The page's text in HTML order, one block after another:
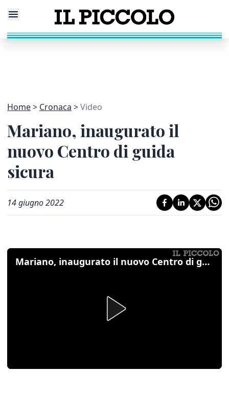
Home Cronaca Video
Mariano, inaugurato il
nuovo Centro di guida
sicura
14 giugno 2022
Mariano, inaugurato il nuovo Centro di guida sicura